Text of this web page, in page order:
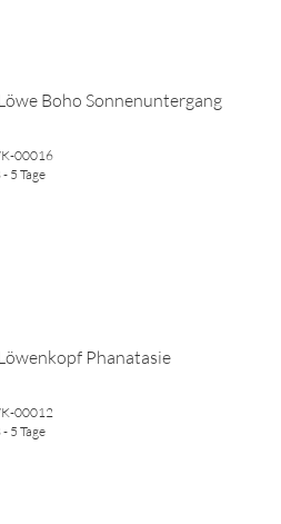
Boho Sonnenuntergang
00016
- 5 Tage
Phanatasie
00012
- 5 Tage